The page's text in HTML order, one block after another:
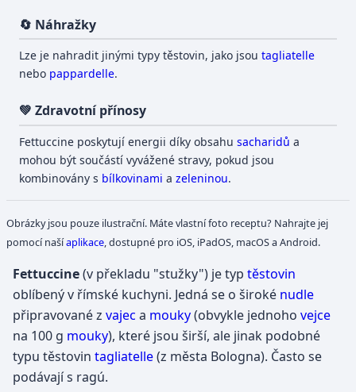
🔄 Náhražky
Lze je nahradit jinými typy těstovin, jako jsoutagliatelle
nebo pappardelle.
💚 Zdravotní přínosy
Fettuccine poskytují energii díky obsahusacharidů a
mohou být součástí vyvážené stravy, pokud jsou
kombinovány s bílkovinami azeleninou.
Obrázky jsou pouze ilustrační. Máte vlastní foto receptu? Nahrajte jej
pomocí našíaplikace, dostupné pro iOS, iPadOS, macOS a Android.
Fettuccine(v překladu "stužky") je typ těstovin
oblíbený v římské kuchyni. Jedná se o široké nudle
připravované z vajec a mouky(obvykle jednoho vejce
na 100 g mouky), které jsou širší, ale jinak podobné
typu těstovin tagliatelle(z města Bologna). Často se
podávají s ragú.